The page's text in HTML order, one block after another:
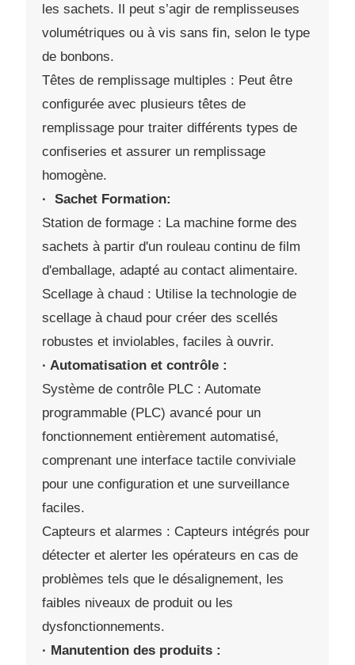
les sachets. Il peut s’agir de remplisseuses
volumétriques ou à vis sans fin, selon le type
de bonbons.
Têtes de remplissage multiples : Peut être
configurée avec plusieurs têtes de
remplissage pour traiter différents types de
confiseries et assurer un remplissage
homogène.
· Sachet Formation:
Station de formage : La machine forme des
sachets à partir d'un rouleau continu de film
d'emballage, adapté au contact alimentaire.
Scellage à chaud : Utilise la technologie de
scellage à chaud pour créer des scellés
robustes et inviolables, faciles à ouvrir.
· Automatisation et contrôle :
Système de contrôle PLC : Automate
programmable (PLC) avancé pour un
fonctionnement entièrement automatisé,
comprenant une interface tactile conviviale
pour une configuration et une surveillance
faciles.
Capteurs et alarmes : Capteurs intégrés pour
détecter et alerter les opérateurs en cas de
problèmes tels que le désalignement, les
faibles niveaux de produit ou les
dysfonctionnements.
· Manutention des produits :